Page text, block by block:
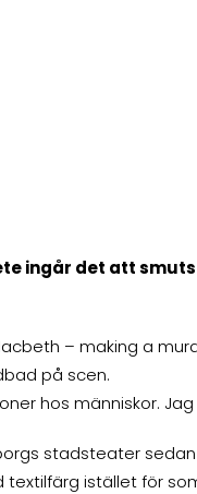
ingår det att
– making a
på scen.
hos människor.
stadsteater
istället för